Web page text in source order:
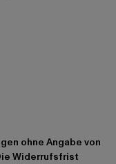
ohne Angabe von
Widerrufsfrist